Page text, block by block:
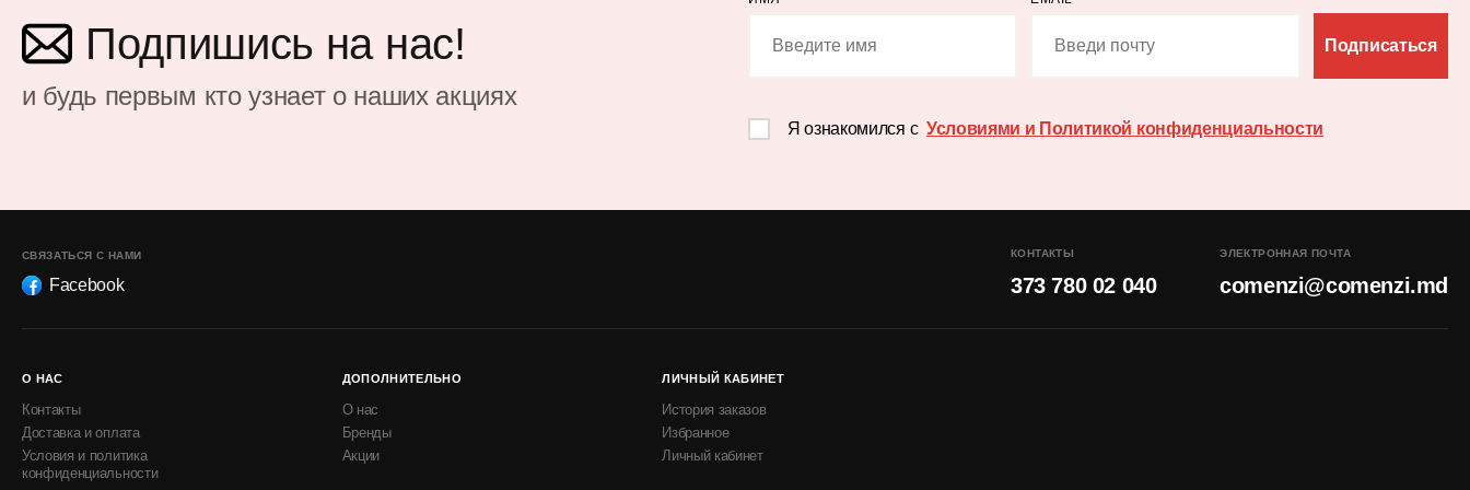
Подпишись на нас!
и будь первым кто узнает о наших акциях
Подписаться
Я ознакомился с Условиями и Политикой конфиденциальности
СВЯЗАТЬСЯ С НАМИ
Facebook
КОНТАКТЫ
373 780 02 040
ЭЛЕКТРОННАЯ ПОЧТА
comenzi@comenzi.md
О НАС
Контакты
Доставка и оплата
Условия и политика
конфиденциальности
ДОПОЛНИТЕЛЬНО
О нас
Бренды
Акции
ЛИЧНЫЙ КАБИНЕТ
История заказов
Избранное
Личный кабинет